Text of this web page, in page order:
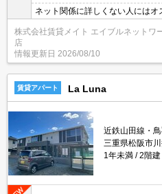
ネット関係に詳しくない人にはオ
ガス物件なら家賃以外の生活費
方にはおすすめの設備です◎
株式会社賃貸メイト エイブルネットワ
店
情報更新日 2026/08/10
賃貸アパート La Luna
近鉄山田線・
三重県松阪市
1年未満
2階建